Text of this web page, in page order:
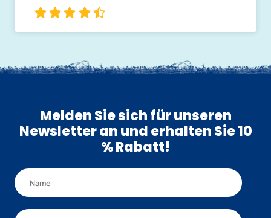
Melden Sie sich für unseren
Newsletter an und erhalten Sie 10
% Rabatt!